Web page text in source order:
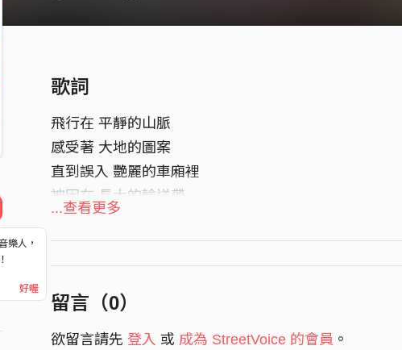
樂人，
好喔
歌詞
飛行在 平靜的山脈
感受著 大地的圖案
直到誤入 艷麗的車廂裡
被困在 長大的輸送帶
而不需在車廂裡逃竄
車窗裡的 butterfly
...查看更多
留言（0）
欲留言請先 登入 或 成為 StreetVoice 的會員 。